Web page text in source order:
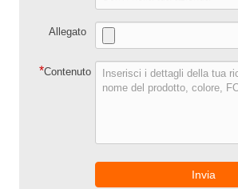
Allegato
*Contenuto
Invia